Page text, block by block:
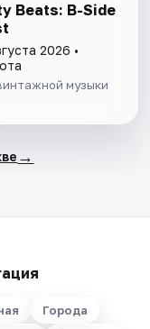
Beats: B-Side
2026 •
музыки
→
Города